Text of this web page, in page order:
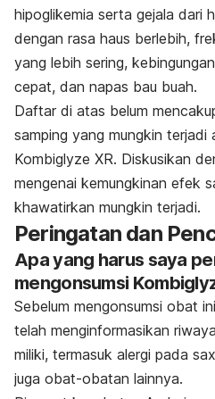
hipoglikemia serta gejala dari
dengan rasa haus berlebih,
yang lebih sering,
cepat, dan napas bau buah.
Daftar di atas belum
samping yang mungkin terjadi
Kombiglyze XR. Diskusikan
mengenai kemungkinan efek
khawatirkan mungkin terjadi.
Peringatan dan
Apa yang harus saya
mengonsumsi
Sebelum mengonsumsi obat
telah menginformasikan
miliki, termasuk alergi pada
juga obat-obatan lainnya.